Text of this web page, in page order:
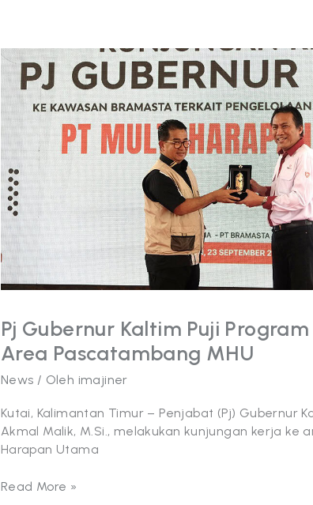
Pj Gubernur Kaltim Puji
Area Pascatambang MHU
News / Oleh imajiner
Kutai, Kalimantan Timur – Penjabat (Pj) Gubernur
Akmal Malik, M.Si., melakukan kunjungan kerja ke
Harapan Utama
Pj
Gubernur
Kaltim
Puji
Program
Keberlanjutan
Area
Pascatambang
MHU
Read More »